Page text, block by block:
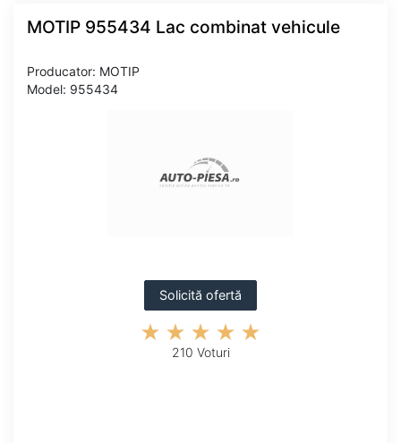
MOTIP 955434 Lac combinat vehicule
Producator: MOTIP
Model: 955434
Solicită ofertă
210 Voturi